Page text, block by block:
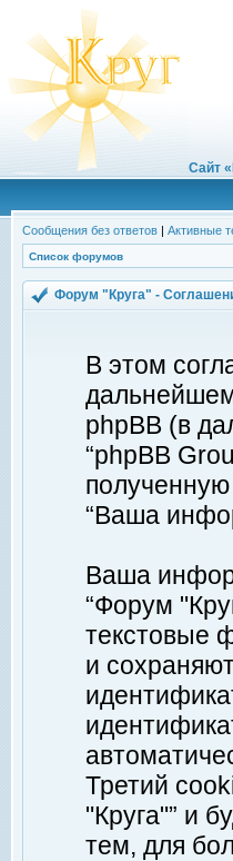
Сайт
Сообщения без ответов | Активные
Список форумов
Форум "Круга" -
В этом
дальнейшем
phpBB (в
“phpBB
“Ваша
Ваша
“Форум
текстовые
и
Третий
"Круга"” и
тем, для